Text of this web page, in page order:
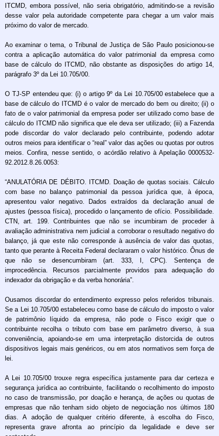
ITCMD, embora possível, não seria obrigatório, admitindo-se a revisão
desse valor pela autoridade competente para chegar a um valor mais
próximo do valor de mercado.
Ao examinar o tema, o Tribunal de Justiça de São Paulo posicionou-se
contra a aplicação automática do valor patrimonial da empresa como
base de cálculo do ITCMD, não obstante as disposições do artigo 14,
parágrafo 3º da Lei 10.705/00.
O TJ-SP entendeu que: (i) o artigo 9º da Lei 10.705/00 estabelece que a
base de cálculo do ITCMD é o valor de mercado do bem ou direito; (ii) o
fato de o valor patrimonial da empresa poder ser utilizado como base de
cálculo do ITCMD não significa que ele deva ser utilizado; (iii) a Fazenda
pode discordar do valor declarado pelo contribuinte, podendo adotar
outros meios para identificar o “real” valor das ações ou quotas por outros
meios. Confira, nesse sentido, o acórdão relativo à Apelação 0000532-
92.2012.8.26.0053:
“ANULATÓRIA DE DÉBITO. ITCMD. Doação de quotas sociais. Cálculo
com base no balanço patrimonial da pessoa jurídica que, à época,
apresentou valor negativo. Dados extraídos da declaração anual de
ajustes (pessoa física), procedido o lançamento de ofício. Possibilidade.
CTN, art. 199. Contribuintes que não se incumbiram de proceder à
avaliação administrativa nem judicial a corroborar o resultado negativo do
balanço, já que este não corresponde à ausência de valor das quotas,
tanto que perante à Receita Federal declararam o valor histórico. Ônus de
que não se desencumbiram (art. 333, I, CPC). Sentença de
improcedência. Recursos parcialmente providos para adequação do
indexador da obrigação e da verba honorária”.
Ousamos discordar do entendimento expresso pelos referidos tribunais.
Se a Lei 10.705/00 estabeleceu como base de cálculo do imposto o valor
de patrimônio líquido da empresa, não pode o Fisco exigir que o
contribuinte recolha o tributo com base em parâmetro diverso, à sua
conveniência, apoiando-se em uma interpretação distorcida de outros
dispositivos legais mais genéricos, ou em atos normativos sem força de
lei.
A Lei 10.705/00 trouxe regra específica justamente para dar certeza e
segurança jurídica ao contribuinte, facilitando o recolhimento do imposto
no caso de transmissão, por doação e herança, de ações ou quotas de
empresas que não tenham sido objeto de negociação nos últimos 180
dias. A adoção de qualquer critério diferente, à escolha do Fisco,
representa grave afronta ao princípio da legalidade e deve ser